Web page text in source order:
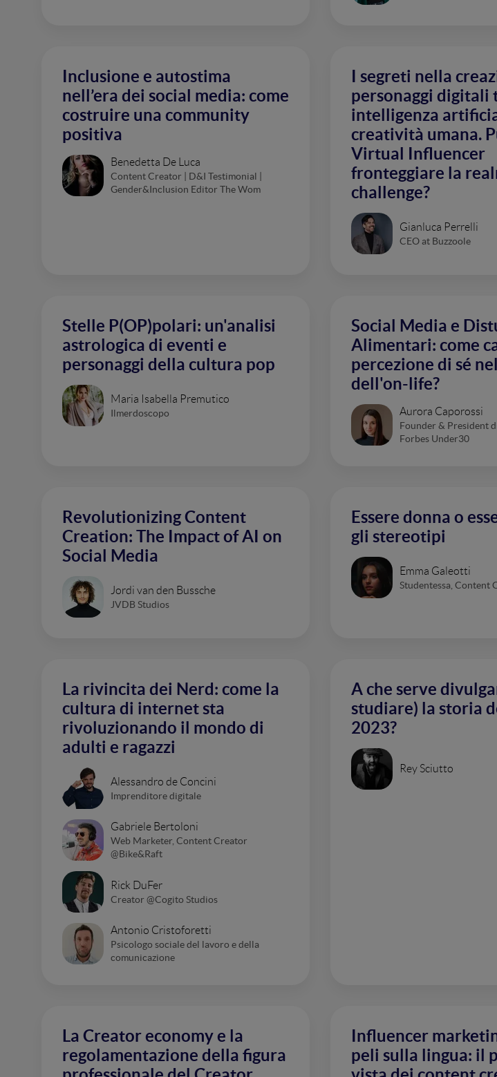
Inclusione e autostima
nell’era dei social media: come
costruire una community
positiva
Benedetta De Luca
Content Creator | D&I Testimonial |
Gender&Inclusion Editor The Wom
I segreti nella
personaggi digitali
intelligenza
creatività umana.
Virtual Influencer
fronteggiare la
challenge?
Gianluca Perrelli
CEO at Buzzoole
Stelle P(OP)polari: un'analisi
astrologica di eventi e
personaggi della cultura pop
Maria Isabella Premutico
Ilmerdoscopo
Social Media e
Alimentari: come
percezione di sé
dell'on-life?
Aurora Caporossi
Founder & President
Forbes Under30
Revolutionizing Content
Creation: The Impact of AI on
Social Media
Jordi van den Bussche
JVDB Studios
Essere donna o
gli stereotipi
Emma Galeotti
Studentessa, Content
La rivincita dei Nerd: come la
cultura di internet sta
rivoluzionando il mondo di
adulti e ragazzi
Alessandro de Concini
Imprenditore digitale
Gabriele Bertoloni
Web Marketer, Content Creator
@Bike&Raft
Rick DuFer
Creator @Cogito Studios
Antonio Cristoforetti
Psicologo sociale del lavoro e della
comunicazione
A che serve
studiare) la storia
2023?
Rey Sciutto
La Creator economy e la
regolamentazione della figura
Influencer
peli sulla lingua: il